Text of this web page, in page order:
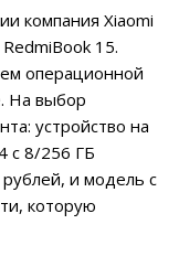
компания Xiaomi
15.
операционной
На выбор
устройство на
с 8/256 ГБ
и модель с
которую